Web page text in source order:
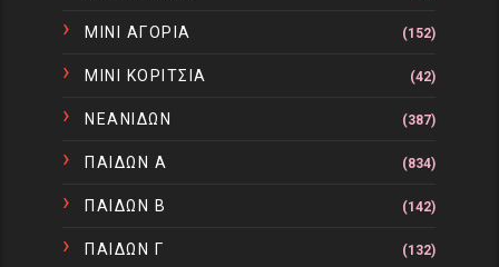
ΜΙΝΙ ΑΓΟΡΙΑ (152)
ΜΙΝΙ ΚΟΡΙΤΣΙΑ (42)
ΝΕΑΝΙΔΩΝ (387)
ΠΑΙΔΩΝ Α (834)
ΠΑΙΔΩΝ Β (142)
ΠΑΙΔΩΝ Γ (132)